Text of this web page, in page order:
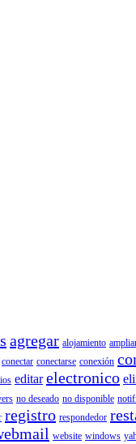
agregar alojamiento
conectar conectarse conexión
editar electronico
no deseado no disponible
registro respondedor
website windows